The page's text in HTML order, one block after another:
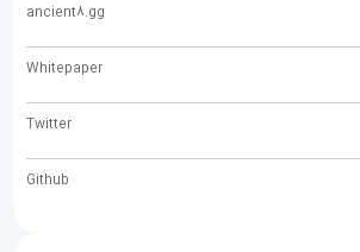
ancient8.gg
Whitepaper
Twitter
Github